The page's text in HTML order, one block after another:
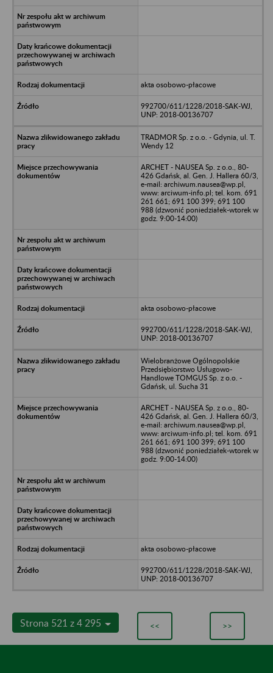
akta osobowo-płacowe
992700/611/1228/2018-SAK-WJ,
UNP: 2018-00136707
TRADMOR Sp. z o.o. - Gdynia, ul. T.
Wendy 12
ARCHET - NAUSEA Sp. z o.o., 80-
426 Gdańsk, al. Gen. J. Hallera 60/3,
e-mail: archiwum.nausea@wp.pl,
www: arciwum-info.pl; tel. kom. 691
261 661; 691 100 399; 691 100
988 (dzwonić poniedziałek-wtorek w
godz. 9:00-14:00)
akta osobowo-płacowe
992700/611/1228/2018-SAK-WJ,
UNP: 2018-00136707
Wielobranżowe Ogólnopolskie
Przedsiębiorstwo Usługowo-
Handlowe TOMGUS Sp. z o.o. -
Gdańsk, ul. Sucha 31
ARCHET - NAUSEA Sp. z o.o., 80-
426 Gdańsk, al. Gen. J. Hallera 60/3,
e-mail: archiwum.nausea@wp.pl,
www: arciwum-info.pl; tel. kom. 691
261 661; 691 100 399; 691 100
988 (dzwonić poniedziałek-wtorek w
godz. 9:00-14:00)
akta osobowo-płacowe
992700/611/1228/2018-SAK-WJ,
UNP: 2018-00136707
Strona 521 z 4 295 << >>